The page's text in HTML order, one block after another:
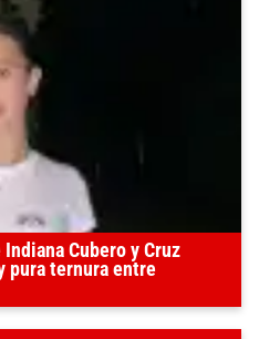
Cubero y Cruz
pura ternura entre